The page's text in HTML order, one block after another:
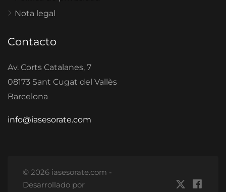
Nota legal
Contacto
Av. Corts Catalanes, 7
08173 Sant Cugat del Vallès
Barcelona
info@iasesorate.com
© 2026 iasesorate.com -
Desarrollado por